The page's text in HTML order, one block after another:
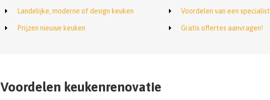
Landelijke, moderne of design keuken
Prijzen nieuwe keuken
Voordelen van een specialist
Gratis offertes aanvragen!
Voordelen keukenrenovatie